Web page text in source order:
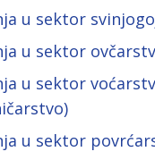
u sektor
u sektor
u sektor
u sektor